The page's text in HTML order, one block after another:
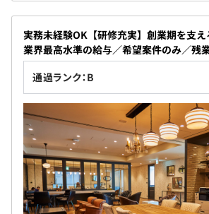
Microsoft OneNote
■「透明性」と「還元率」の高さが自
売上の70％を純粋に報酬として還元
金額をメンバーに公開している点が特
エンジニアへの請求がそのまま評価に
制度を採用しており、誰もが納得でき
ます。
実務未経験OK【研修充実】創業期を支
業界最高水準の給与／希望案件のみ／残
通過ランク：B